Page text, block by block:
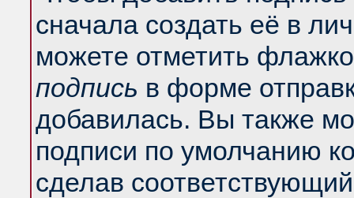
сначала создать её в
можете отметить
подпись в форме
добавилась. Вы также
подписи по умолчанию
сделав